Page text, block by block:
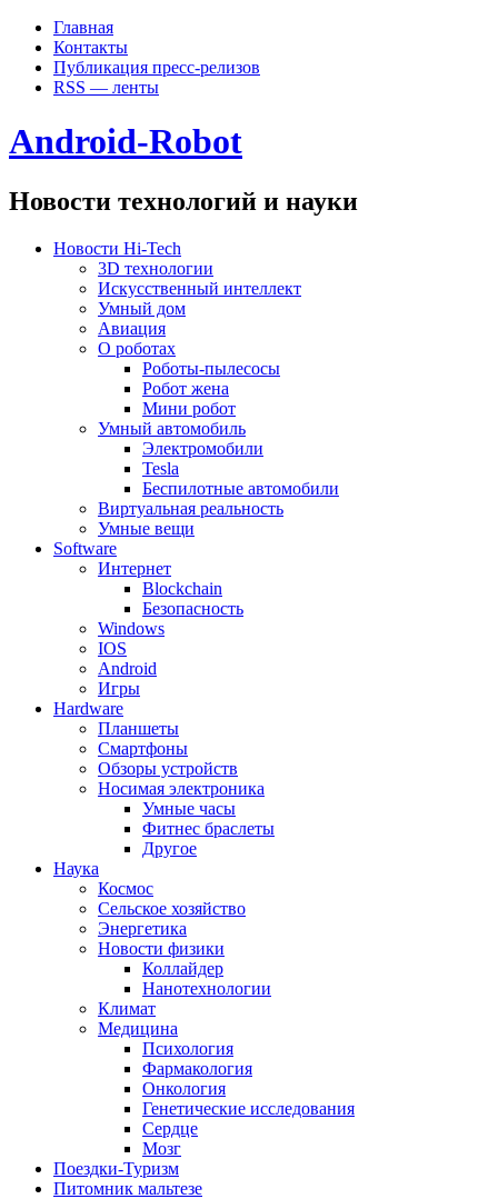
Главная
Контакты
Публикация пресс-релизов
RSS — ленты
Android-Robot
Новости технологий и науки
Новости Hi-Tech
3D технологии
Искусственный интеллект
Умный дом
Авиация
О роботах
Роботы-пылесосы
Робот жена
Мини робот
Умный автомобиль
Электромобили
Tesla
Беспилотные автомобили
Виртуальная реальность
Умные вещи
Software
Интернет
Blockchain
Безопасность
Windows
IOS
Android
Игры
Hardware
Планшеты
Смартфоны
Обзоры устройств
Носимая электроника
Умные часы
Фитнес браслеты
Другое
Наука
Космос
Сельское хозяйство
Энергетика
Новости физики
Коллайдер
Нанотехнологии
Климат
Медицина
Психология
Фармакология
Онкология
Генетические исследования
Сердце
Мозг
Поездки-Туризм
Питомник мальтезе